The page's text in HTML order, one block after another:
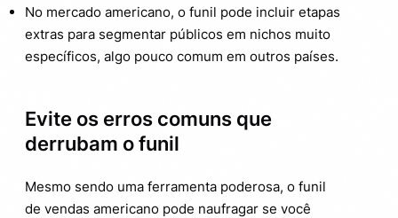
No mercado americano, o funil pode incluir etapas
extras para segmentar públicos em nichos muito
específicos, algo pouco comum em outros países.
Evite os erros comuns que
derrubam o funil
Mesmo sendo uma ferramenta poderosa, o funil
de vendas americano pode naufragar se você